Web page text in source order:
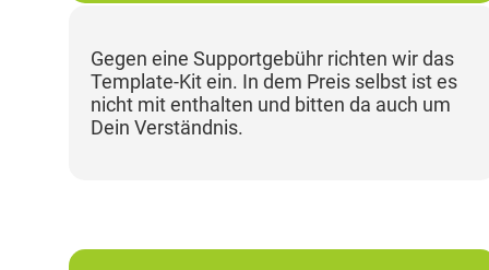
Gegen eine Supportgebühr richten wir das
Template-Kit ein. In dem Preis selbst ist es
nicht mit enthalten und bitten da auch um
Dein Verständnis.